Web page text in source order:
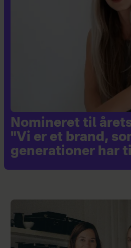
Nomineret til
"Vi er et brand,
generationer har